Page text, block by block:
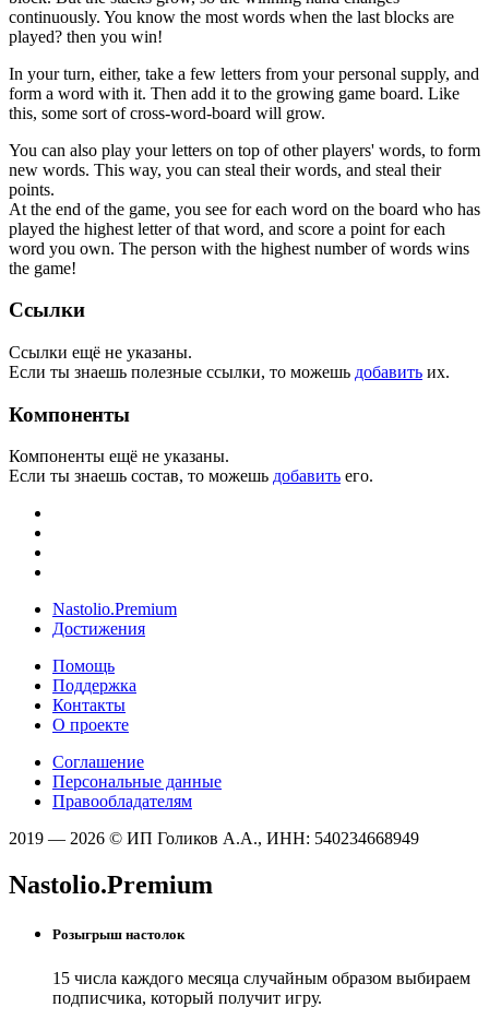
continuously. You know the most words when the last blocks are
played? then you win!
In your turn, either, take a few letters from your personal supply, and
form a word with it. Then add it to the growing game board. Like
this, some sort of cross-word-board will grow.
You can also play your letters on top of other players' words, to form
new words. This way, you can steal their words, and steal their
points.
At the end of the game, you see for each word on the board who has
played the highest letter of that word, and score a point for each
word you own. The person with the highest number of words wins
the game!
Ссылки
Ссылки ещё не указаны.
Если ты знаешь полезные ссылки, то можешь добавить их.
Компоненты
Компоненты ещё не указаны.
Если ты знаешь состав, то можешь добавить его.
Nastolio.Premium
Достижения
Помощь
Поддержка
Контакты
О проекте
Соглашение
Персональные данные
Правообладателям
2019 — 2026 © ИП Голиков А.А., ИНН: 540234668949
Nastolio.Premium
Розыгрыш настолок
15 числа каждого месяца случайным образом выбираем
подписчика, который получит игру.